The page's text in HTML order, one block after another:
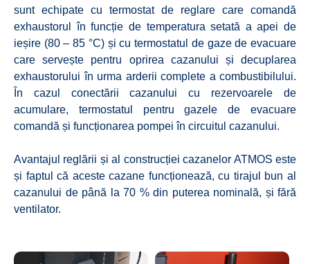
sunt echipate cu termostat de reglare care comandă
exhaustorul în funcție de temperatura setată a apei de
ieșire (80 – 85 °C) și cu termostatul de gaze de evacuare
care servește pentru oprirea cazanului și decuplarea
exhaustorului în urma arderii complete a combustibilului.
În cazul conectării cazanului cu rezervoarele de
acumulare, termostatul pentru gazele de evacuare
comandă și funcționarea pompei în circuitul cazanului.
Avantajul reglării și al construcției cazanelor ATMOS este
și faptul că aceste cazane funcționează, cu tirajul bun al
cazanului de până la 70 % din puterea nominală, și fără
ventilator.